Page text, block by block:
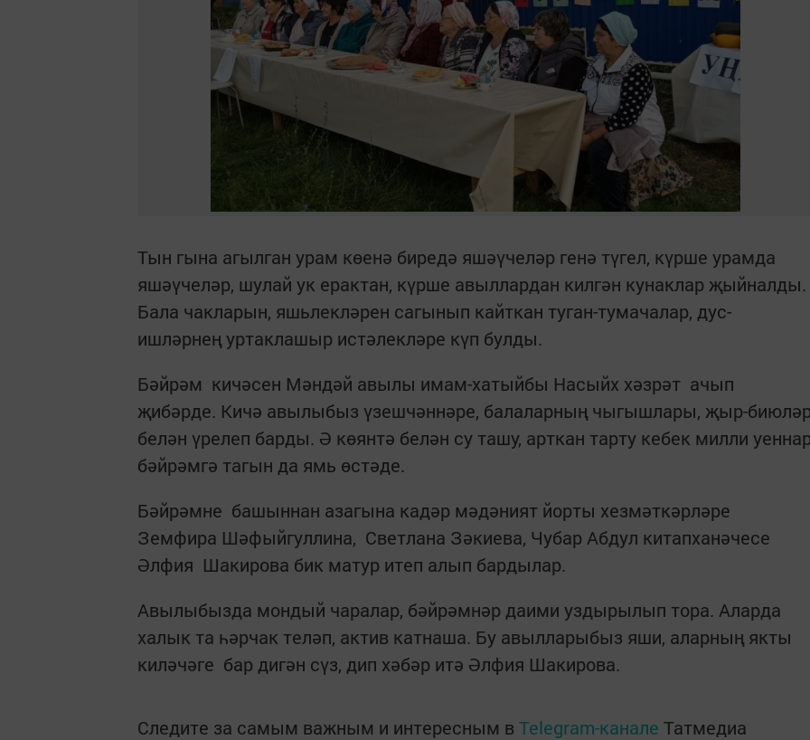
Тын гына агылган урам көенә биредә яшәүчеләр генә түгел, күрше урамда
яшәүчеләр, шулай ук ерактан, күрше авыллардан килгән кунаклар җыйналды.
Бала чакларын, яшьлекләрен сагынып кайткан туган-тумачалар, дус-
ишләрнең уртаклашыр истәлекләре күп булды.
Бәйрәм кичәсен Мәндәй авылы имам-хатыйбы Насыйх хәзрәт ачып
җибәрде. Кичә авылыбыз үзешчәннәре, балаларның чыгышлары, җыр-
белән үрелеп барды. Ә көянтә белән су ташу, арткан тарту кебек милли
бәйрәмгә тагын да ямь өстәде.
Бәйрәмне башыннан азагына кадәр мәдәният йорты хезмәткәрләре
Земфира Шәфыйгуллина, Светлана Зәкиева, Чубар Абдул китапханәчесе
Әлфия Шакирова бик матур итеп алып бардылар.
Авылыбызда мондый чаралар, бәйрәмнәр даими уздырылып тора. Аларда
халык та һәрчак теләп, актив катнаша. Бу авылларыбыз яши, аларның якты
киләчәге бар дигән сүз, дип хәбәр итә Әлфия Шакирова.
Следите за самым важным и интересным в Telegram-канале Татмедиа